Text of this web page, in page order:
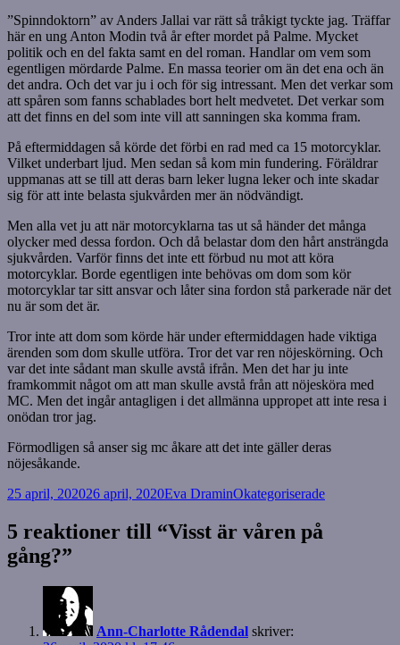
”Spinndoktorn” av Anders Jallai var rätt så tråkigt tyckte jag. Träffar
här en ung Anton Modin två år efter mordet på Palme. Mycket
politik och en del fakta samt en del roman. Handlar om vem som
egentligen mördarde Palme. En massa teorier om än det ena och än
det andra. Och det var ju i och för sig intressant. Men det verkar som
att spåren som fanns schablades bort helt medvetet. Det verkar som
att det finns en del som inte vill att sanningen ska komma fram.
På eftermiddagen så körde det förbi en rad med ca 15 motorcyklar.
Vilket underbart ljud. Men sedan så kom min fundering. Föräldrar
uppmanas att se till att deras barn leker lugna leker och inte skadar
sig för att inte belasta sjukvården mer än nödvändigt.
Men alla vet ju att när motorcyklarna tas ut så händer det många
olycker med dessa fordon. Och då belastar dom den hårt ansträngda
sjukvården. Varför finns det inte ett förbud nu mot att köra
motorcyklar. Borde egentligen inte behövas om dom som kör
motorcyklar tar sitt ansvar och låter sina fordon stå parkerade när det
nu är som det är.
Tror inte att dom som körde här under eftermiddagen hade viktiga
ärenden som dom skulle utföra. Tror det var ren nöjeskörning. Och
var det inte sådant man skulle avstå ifrån. Men det har ju inte
framkommit något om att man skulle avstå från att nöjesköra med
MC. Men det ingår antagligen i det allmänna uppropet att inte resa i
onödan tror jag.
Förmodligen så anser sig mc åkare att det inte gäller deras
nöjesåkande.
Postat
25 april, 202026 april, 2020Författare
Eva DraminKategorier
Okategoriserade
5 reaktioner till “Visst är våren på
gång?”
Ann-Charlotte Rådendal skriver: